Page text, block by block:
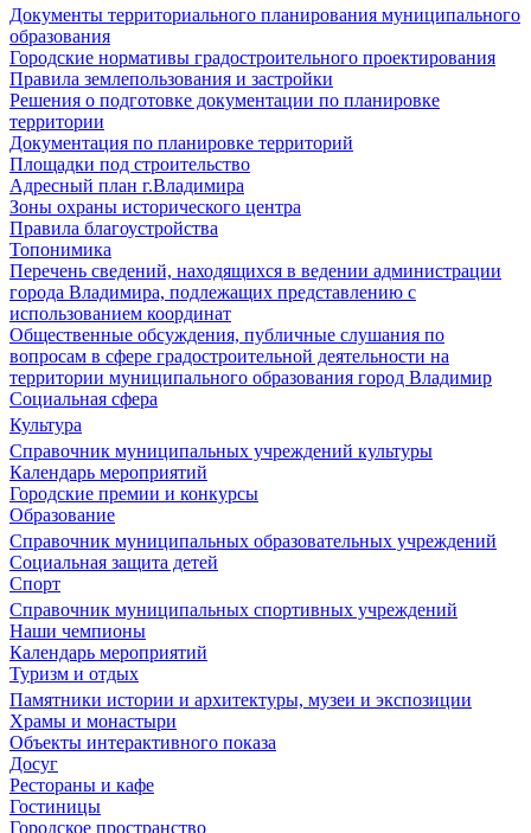
Документы территориального планирования муниципального
образования
Городские нормативы градостроительного проектирования
Правила землепользования и застройки
Решения о подготовке документации по планировке
территории
Документация по планировке территорий
Площадки под строительство
Адресный план г.Владимира
Зоны охраны исторического центра
Правила благоустройства
Топонимика
Перечень сведений, находящихся в ведении администрации
города Владимира, подлежащих представлению с
использованием координат
Общественные обсуждения, публичные слушания по
вопросам в сфере градостроительной деятельности на
территории муниципального образования город Владимир
Социальная сфера
Культура
Справочник муниципальных учреждений культуры
Календарь мероприятий
Городские премии и конкурсы
Образование
Справочник муниципальных образовательных учреждений
Социальная защита детей
Спорт
Справочник муниципальных спортивных учреждений
Наши чемпионы
Календарь мероприятий
Туризм и отдых
Памятники истории и архитектуры, музеи и экспозиции
Храмы и монастыри
Объекты интерактивного показа
Досуг
Рестораны и кафе
Гостиницы
Городское пространство